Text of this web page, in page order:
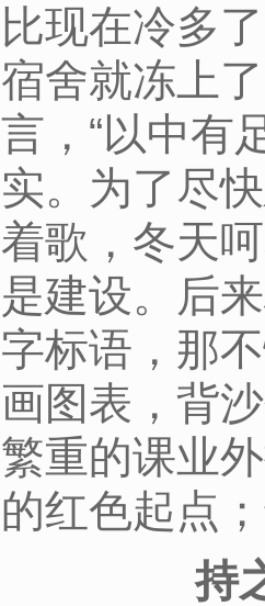
比现在冷多
宿舍就冻上
言，“以中有
实。为了尽
着歌，冬天
是建设。后
字标语，那
画图表，背
繁重的课业
的红色起点
持